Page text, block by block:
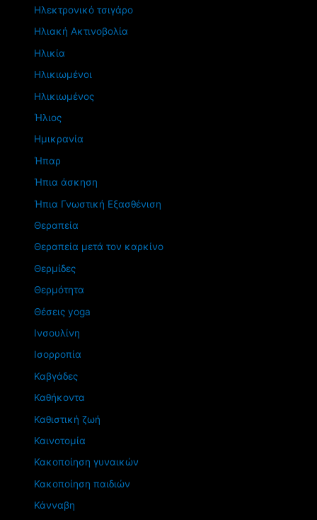
Ηλεκτρονικό τσιγάρο
Ηλιακή Ακτινοβολία
Ηλικία
Ηλικιωμένοι
Ηλικιωμένος
Ήλιος
Ημικρανία
Ήπαρ
Ήπια άσκηση
Ήπια Γνωστική Εξασθένιση
Θεραπεία
Θεραπεία μετά τον καρκίνο
Θερμίδες
Θερμότητα
Θέσεις yoga
Ινσουλίνη
Ισορροπία
Καβγάδες
Καθήκοντα
Καθιστική ζωή
Καινοτομία
Κακοποίηση γυναικών
Κακοποίηση παιδιών
Κάνναβη